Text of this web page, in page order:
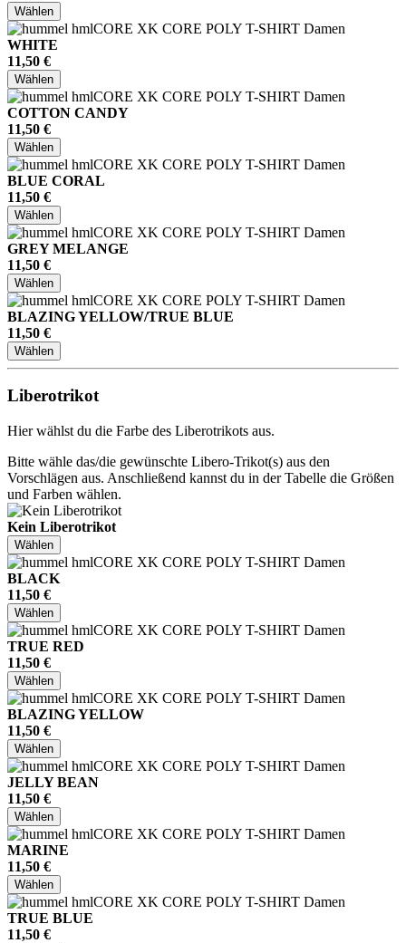
Wählen
WHITE
11,50 €
Wählen
COTTON CANDY
11,50 €
Wählen
BLUE CORAL
11,50 €
Wählen
GREY MELANGE
11,50 €
Wählen
BLAZING YELLOW/TRUE BLUE
11,50 €
Wählen
Liberotrikot
Hier wählst du die Farbe des Liberotrikots aus.
Bitte wähle das/die gewünschte Libero-Trikot(s) aus den
Vorschlägen aus. Anschließend kannst du in der Tabelle die Größen
und Farben wählen.
Kein Liberotrikot
Wählen
BLACK
11,50 €
Wählen
TRUE RED
11,50 €
Wählen
BLAZING YELLOW
11,50 €
Wählen
JELLY BEAN
11,50 €
Wählen
MARINE
11,50 €
Wählen
TRUE BLUE
11,50 €